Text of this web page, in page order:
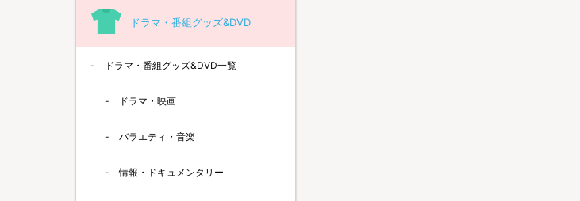
ドラマ・番組グッズ&DVD
ドラマ・番組グッズ&DVD一覧
ドラマ・映画
バラエティ・音楽
情報・ドキュメンタリー